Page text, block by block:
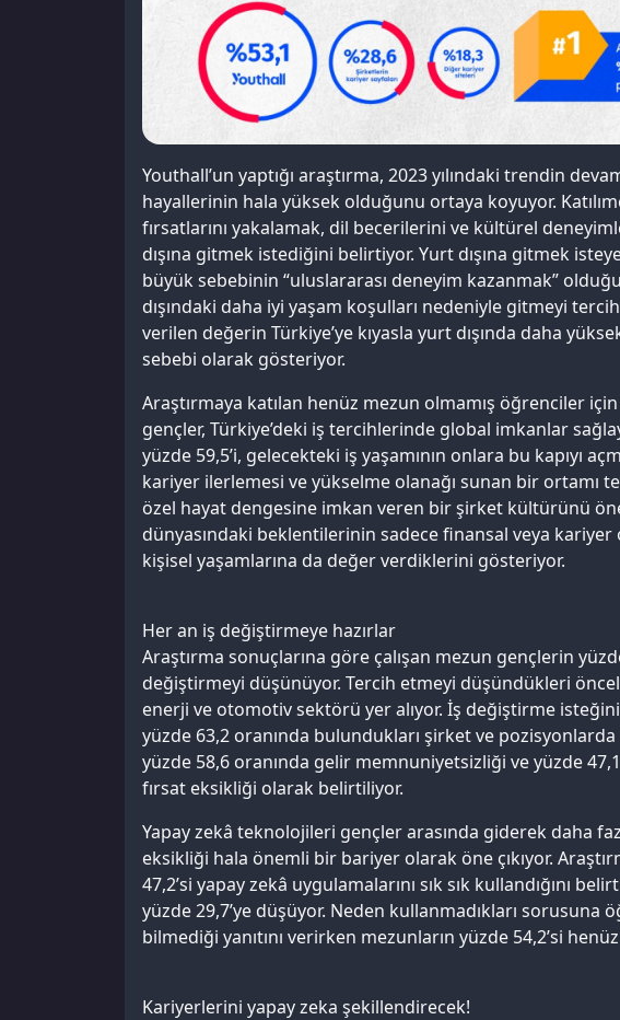
Youthall’un yaptığı araştırma, 2023 yılındaki trendin
hayallerinin hala yüksek olduğunu ortaya koyuyor.
fırsatlarını yakalamak, dil becerilerini ve kültürel
dışına gitmek istediğini belirtiyor. Yurt dışına gitmek
büyük sebebinin “uluslararası deneyim kazanmak”
dışındaki daha iyi yaşam koşulları nedeniyle gitmeyi
verilen değerin Türkiye’ye kıyasla yurt dışında daha
sebebi olarak gösteriyor​.
Araştırmaya katılan henüz mezun olmamış öğrenciler
gençler, Türkiye’deki iş tercihlerinde global imkanlar
yüzde 59,5’i, gelecekteki iş yaşamının onlara bu kapıyı
kariyer ilerlemesi ve yükselme olanağı sunan bir ortamı
özel hayat dengesine imkan veren bir şirket kültürünü
dünyasındaki beklentilerinin sadece finansal veya kariyer
kişisel yaşamlarına da değer verdiklerini gösteriyor.
Her an iş değiştirmeye hazırlar
Araştırma sonuçlarına göre çalışan mezun gençlerin
değiştirmeyi düşünüyor. Tercih etmeyi düşündükleri
enerji ve otomotiv sektörü yer alıyor. İş değiştirme
yüzde 63,2 oranında bulundukları şirket ve
yüzde 58,6 oranında gelir memnuniyetsizliği ve yüzde
fırsat eksikliği olarak belirtiliyor.
Yapay zekâ teknolojileri gençler arasında giderek daha
eksikliği hala önemli bir bariyer olarak öne çıkıyor.
47,2’si yapay zekâ uygulamalarını sık sık kullandığını
yüzde 29,7’ye düşüyor. Neden kullanmadıkları sorusuna
bilmediği yanıtını verirken mezunların yüzde 54,2’si
Kariyerlerini yapay zeka şekillendirecek!